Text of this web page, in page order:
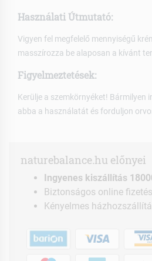
Használati Útmutató:
Vigyen fel megfelelő mennyiségű
masszírozza be alaposan a kívánt
Figyelmeztetések:
Kerülje a szemkörnyéket! Bármilyen
abba a használatát és forduljon
naturebalance.hu előnyei
Ingyenes kiszállítás
Biztonságos online fizetés
Kényelmes